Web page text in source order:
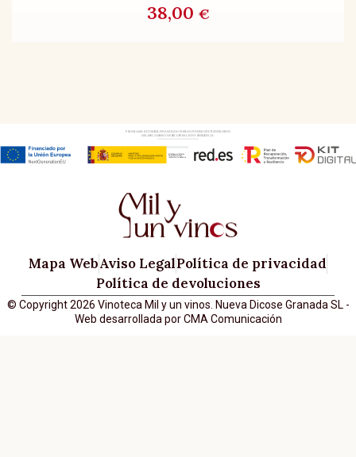
38,00 €
Mapa WebAviso LegalPolítica de privacidad
Política de devoluciones
© Copyright 2026 Vinoteca Mil y un vinos. Nueva Dicose Granada SL -
Web desarrollada por CMA Comunicación